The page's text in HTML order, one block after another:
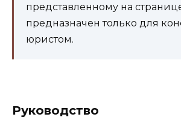
представленному на
предназначен только для
юристом.
Руководство